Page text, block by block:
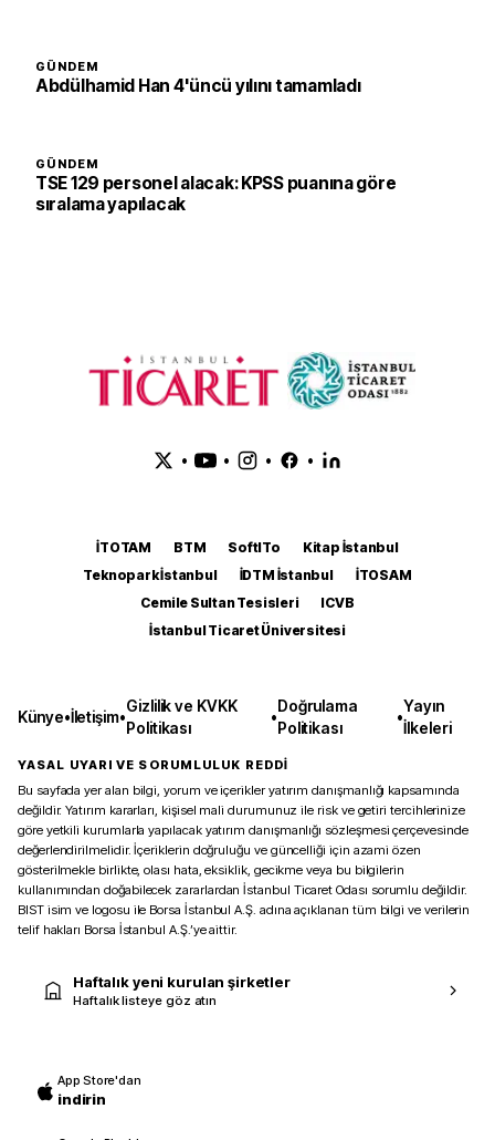
GÜNDEM
Abdülhamid Han 4'üncü yılını tamamladı
GÜNDEM
TSE 129 personel alacak: KPSS puanına göre
sıralama yapılacak
• • • •
İTOTAM BTM SoftITo
Kitap İstanbul
Teknopark İstanbul
İDTM İstanbul
İTOSAM
Cemile Sultan Tesisleri
ICVB
İstanbul Ticaret Üniversitesi
Künye•İletişim•
Gizlilik ve KVKK
Politikası
•
Doğrulama
Politikası
•
Yayın
İlkeleri
YASAL UYARI VE SORUMLULUK REDDİ
Bu sayfada yer alan bilgi, yorum ve içerikler yatırım danışmanlığı kapsamında
değildir. Yatırım kararları, kişisel mali durumunuz ile risk ve getiri tercihlerinize
göre yetkili kurumlarla yapılacak yatırım danışmanlığı sözleşmesi çerçevesinde
değerlendirilmelidir. İçeriklerin doğruluğu ve güncelliği için azami özen
gösterilmekle birlikte, olası hata, eksiklik, gecikme veya bu bilgilerin
kullanımından doğabilecek zararlardan İstanbul Ticaret Odası sorumlu değildir.
BIST isim ve logosu ile Borsa İstanbul A.Ş. adına açıklanan tüm bilgi ve verilerin
telif hakları Borsa İstanbul A.Ş.’ye aittir.
Haftalık yeni kurulan şirketler
Haftalık listeye göz atın
App Store'dan
indirin